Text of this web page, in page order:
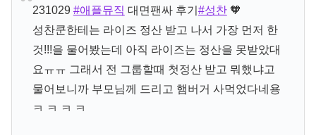
231029 #애플뮤직 대면팬싸 후기 #성찬🧡
성찬쿤한테는 라이즈 정산 받고 나서 가장 먼저 한
것!!!을 물어봤는데 아직 라이즈는 정산을 못받았대
요ㅠㅠ 그래서 전 그룹할때 첫정산 받고 뭐했냐고
물어보니까 부모님께 드리고 햄버거 사먹었다네용
ㅋ ㅋ ㅋ ㅋ